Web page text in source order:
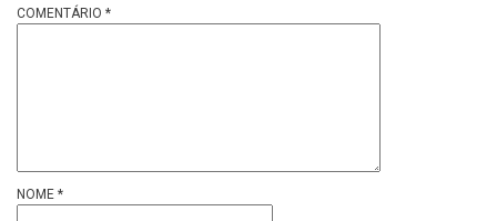
COMENTÁRIO *
NOME *